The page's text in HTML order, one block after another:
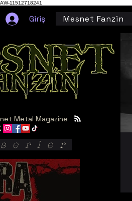
AW-11512718241
Giriş Mesnet Fanzin
Metal Magazine